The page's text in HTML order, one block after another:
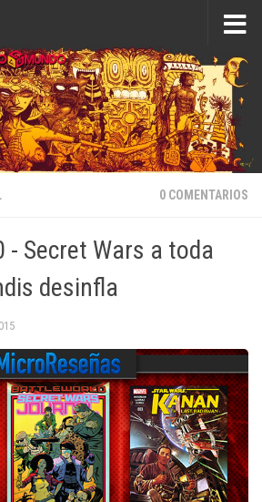
0 COMENTARIOS
- Secret Wars a toda
desinfla